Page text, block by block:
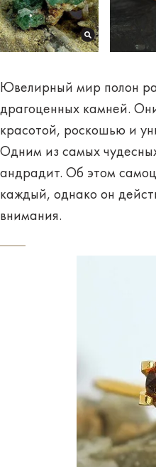
Ювелирный мир полон
драгоценных камней.
красотой, роскошью и
Одним из самых
андрадит. Об этом
каждый, однако он
внимания.